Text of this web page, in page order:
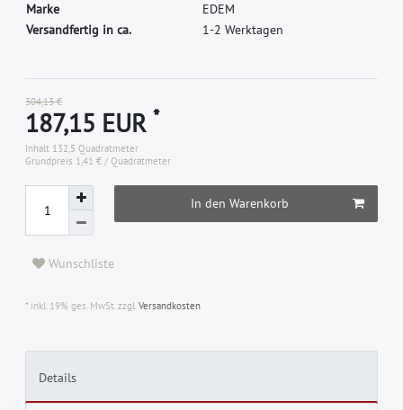
Marke EDEM
Versandfertig in ca.
1-2 Werktagen
304,13 €
187,15 EUR*
Inhalt 132,5Quadratmeter
Grundpreis 1,41 € / Quadratmeter
In den Warenkorb
Wunschliste
* inkl. 19% ges. MwSt. zzgl.Versandkosten
Details